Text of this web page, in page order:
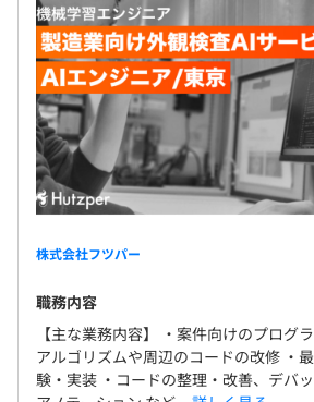
株式会社フツパー
職務内容
【主な業務内容】 ・案件向けのプログ
アルゴリズムや周辺のコードの改修 ・
験・実装 ・コードの整理・改善、デバ